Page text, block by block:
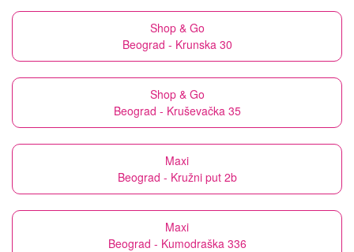
Shop & Go
Beograd - Krunska 30
Shop & Go
Beograd - Kruševačka 35
Maxi
Beograd - Kružni put 2b
Maxi
Beograd - Kumodraška 336